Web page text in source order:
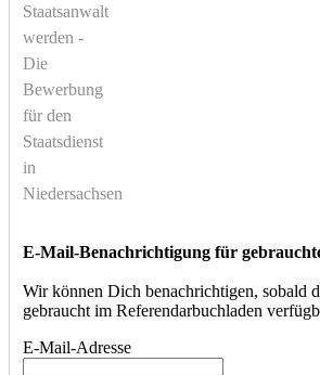
E-Mail-Benachrichtigung für
Wir können Dich benachrichtigen, sobald
gebraucht im Referendarbuchladen
E-Mail-Adresse